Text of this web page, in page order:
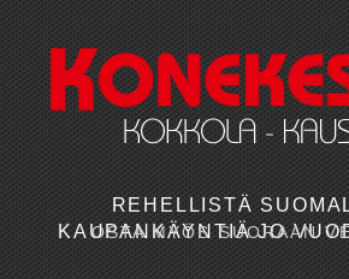
REHELLISTÄ
KAUPANKÄYNTIÄ JO
OSTA MYÖS SUORAAN